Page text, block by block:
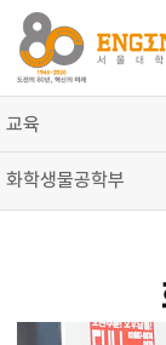
교육
화학생물공학부